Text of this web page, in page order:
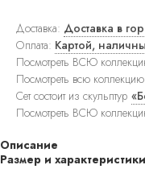
Посуда
Часы
Подсвечники
Текстиль
Квадратные
ковры
Прямоугольные
ковры
Прикроватные
Доставка: Доставка в
Оплата: Картой,
Посмотреть ВСЮ
Посмотреть всю коллекцию
Сет состоит из скульптур
Посмотреть ВСЮ
Описание
Размер и